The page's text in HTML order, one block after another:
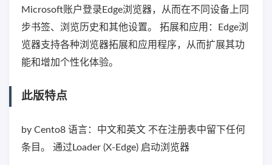
Microsoft账户登录Edge浏览器，从而在不同设备上同
步书签、浏览历史和其他设置。 拓展和应用：Edge浏
览器支持各种浏览器拓展和应用程序，从而扩展其功
能和增加个性化体验。
此版特点
by Cento8 语言：中文和英文 不在注册表中留下任何
条目。 通过Loader (X-Edge) 启动浏览器